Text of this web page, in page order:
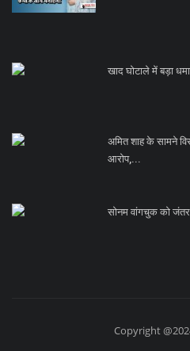
खाद घोटाले में बड़ा
अमित शाह के सामने
आरोप,...
सोनम वांगचुक को
Copyright